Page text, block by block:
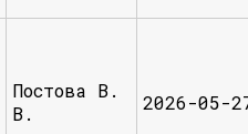
Постова В.
В.
2026-05-